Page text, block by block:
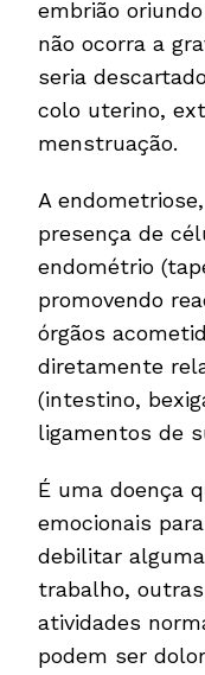
embrião
não ocorra a
seria
colo uterino,
menstruação.
A
presença de
endométrio
promovendo
órgãos
diretamente
(intestino,
ligamentos de
É uma doença
emocionais
debilitar
trabalho,
atividades
podem ser